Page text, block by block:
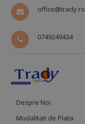
office@trady.ro
0749249434
Despre Noi
Modalitati de Plata